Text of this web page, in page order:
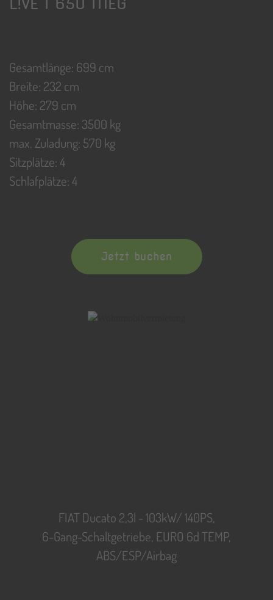
L!VE I 650 MEG
Gesamtlänge: 699 cm
Breite: 232 cm
Höhe: 279 cm
Gesamtmasse: 3500 kg
max. Zuladung: 570 kg
Sitzplätze: 4
Schlafplätze: 4
Jetzt buchen
FIAT Ducato 2,3l - 103kW/ 140PS,
6-Gang-Schaltgetriebe, EURO 6d TEMP,
ABS/ESP/Airbag